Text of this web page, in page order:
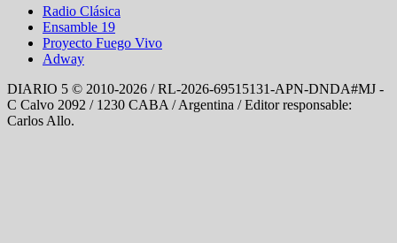
Radio Clásica
Ensamble 19
Proyecto Fuego Vivo
Adway
DIARIO 5 © 2010-2026 / RL-2026-69515131-APN-DNDA#MJ -
C Calvo 2092 / 1230 CABA / Argentina / Editor responsable:
Carlos Allo.